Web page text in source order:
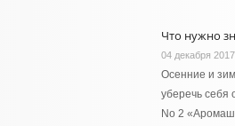
Что нужно
04 декабря
Осенние и
уберечь себя
No 2